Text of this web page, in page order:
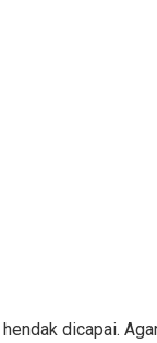
dicapai.